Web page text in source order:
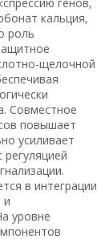
кальция,
роль
щелочной
Совместное
повышает
усиливает
в интеграции
и
уровне